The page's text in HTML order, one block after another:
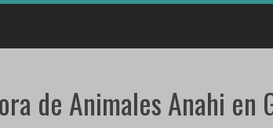
de Animales Anahi en